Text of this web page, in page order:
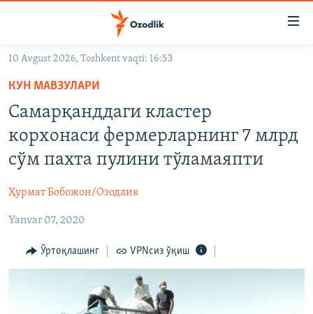
Асосий
навигацияга
ўтинг
Қидиришга
ўтинг
OZODARXIV
На русском
ИЖТИМОИЙ ТАРМОҚЛАР
Озодлик бошқа тилларда
10 Avgust 2026, Toshkent vaqti: 16:53
КУН МАВЗУЛАРИ
Самарқанддаги кластер
корхонаси фермерларнинг 7 млрд
сўм пахта пулини тўламаяпти
Ҳурмат Бобожон/Озодлик
Yanvar 07, 2020
Ўртоқлашинг VPNсиз ўқиш